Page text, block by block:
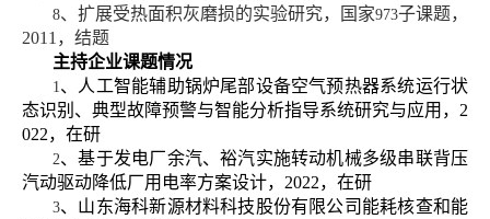
8、扩展受热面积灰磨损的实验研究，国家973子课题，
2011 ，结题
主持企业课题情况
1 、人工智能辅助锅炉尾部设备空气预热器系统运行状
态识别、典型故障预警与智能分析指导系统研究与应用， 2
022，在研
2、基于发电厂余汽、裕汽实施转动机械多级串联背压
汽动驱动降低厂用电率方案设计， 2022，在研
3、山东海科新源材料科技股份有限公司能耗核查和能